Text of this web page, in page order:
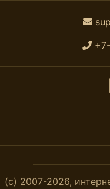
(с) 2007-2026,